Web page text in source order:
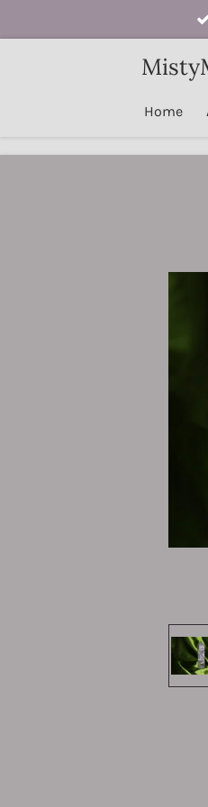
Home